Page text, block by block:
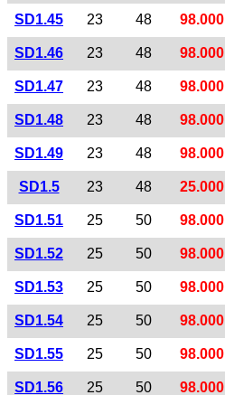
SD1.45 23 48 98.000
SD1.46 23 48 98.000
SD1.47 23 48 98.000
SD1.48 23 48 98.000
SD1.49 23 48 98.000
SD1.5 23 48 25.000
SD1.51 25 50 98.000
SD1.52 25 50 98.000
SD1.53 25 50 98.000
SD1.54 25 50 98.000
SD1.55 25 50 98.000
SD1.56 25 50 98.000